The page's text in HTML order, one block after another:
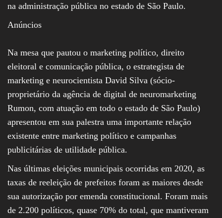
na administração pública no estado de São Paulo.
Anúncios
Na mesa que pautou o marketing político, direito
eleitoral e comunicação pública, o estrategista de
marketing e neurocientista David Silva (sócio-
proprietário da agência de digital de neuromarketing
Rumon, com atuação em todo o estado de São Paulo)
apresentou em sua palestra uma importante relação
existente entre marketing político e campanhas
publicitárias de utilidade pública.
Nas últimas eleições municipais ocorridas em 2020, as
taxas de reeleição de prefeitos foram as maiores desde
sua autorização por emenda constitucional. Foram mais
de 2.200 políticos, quase 70% do total, que mantiveram